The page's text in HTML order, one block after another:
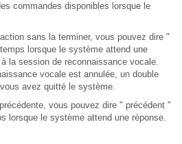
commandes disponibles lorsque le
sans la terminer, vous pouvez dire "
lorsque le système attend une
la session de reconnaissance vocale.
vocale est annulée, un double
avez quitté le système.
vous pouvez dire " précédent "
lorsque le système attend une réponse.